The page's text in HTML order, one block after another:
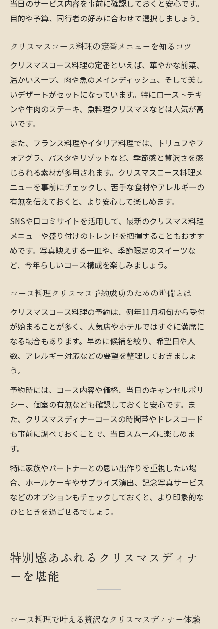
イント
ー
手作りコース料理でクリスマスを楽しむコ
クリスマスコース料理を家庭で再現するア
イデア
コース料理風クリスマスメニューで特別感
を演出
クリスマスコース料理手作りの楽しさとポ
イント
当日のサービス内容を事前に確認しておくと安心です。
目的や予算、同行者の好みに合わせて選択しましょう。
クリスマスコース料理の定番メニューを知るコツ
クリスマスコース料理の定番といえば、華やかな前菜、
温かいスープ、肉や魚のメインディッシュ、そして美し
いデザートがセットになっています。特にローストチキ
ンや牛肉のステーキ、魚料理クリスマスなどは人気が高
いです。
また、フランス料理やイタリア料理では、トリュフやフ
ォアグラ、パスタやリゾットなど、季節感と贅沢さを感
じられる素材が多用されます。クリスマスコース料理メ
ニューを事前にチェックし、苦手な食材やアレルギーの
有無を伝えておくと、より安心して楽しめます。
SNSや口コミサイトを活用して、最新のクリスマス料理
メニューや盛り付けのトレンドを把握することもおすす
めです。写真映えする一皿や、季節限定のスイーツな
ど、今年らしいコース構成を楽しみましょう。
コース料理クリスマス予約成功のための準備とは
クリスマスコース料理の予約は、例年11月初旬から受付
が始まることが多く、人気店やホテルではすぐに満席に
なる場合もあります。早めに候補を絞り、希望日や人
数、アレルギー対応などの要望を整理しておきましょ
う。
予約時には、コース内容や価格、当日のキャンセルポリ
シー、個室の有無なども確認しておくと安心です。ま
た、クリスマスディナーコースの時間帯やドレスコード
も事前に調べておくことで、当日スムーズに楽しめま
す。
特に家族やパートナーとの思い出作りを重視したい場
合、ホールケーキやサプライズ演出、記念写真サービス
などのオプションもチェックしておくと、より印象的な
ひとときを過ごせるでしょう。
特別感あふれるクリスマスディナ
ーを堪能
コース料理で叶える贅沢なクリスマスディナー体験